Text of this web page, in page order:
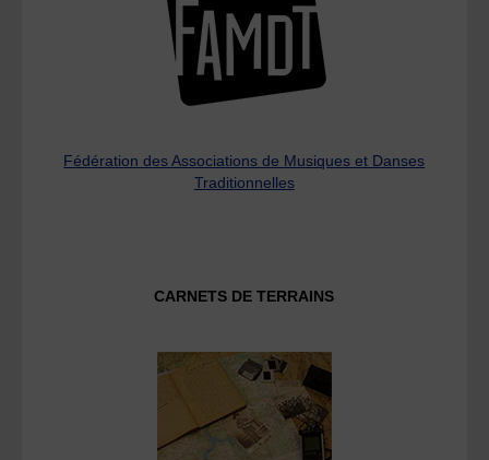
Fédération des Associations de Musiques et Danses
Traditionnelles
CARNETS DE TERRAINS